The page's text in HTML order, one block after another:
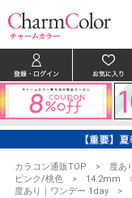
カラコン通販TOP 度あ
ピンク/桃色
14.2mm
度あり｜ワンデー 1day